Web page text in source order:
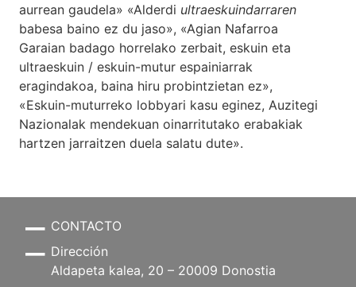
aurrean gaudela» «Alderdi ultraeskuindarraren
babesa baino ez du jaso», «Agian Nafarroa
Garaian badago horrelako zerbait, eskuin eta
ultraeskuin / eskuin-mutur espainiarrak
eragindakoa, baina hiru probintzietan ez»,
«Eskuin-muturreko lobbyari kasu eginez, Auzitegi
Nazionalak mendekuan oinarritutako erabakiak
hartzen jarraitzen duela salatu dute».
CONTACTO
Dirección
Aldapeta kalea, 20 – 20009 Donostia